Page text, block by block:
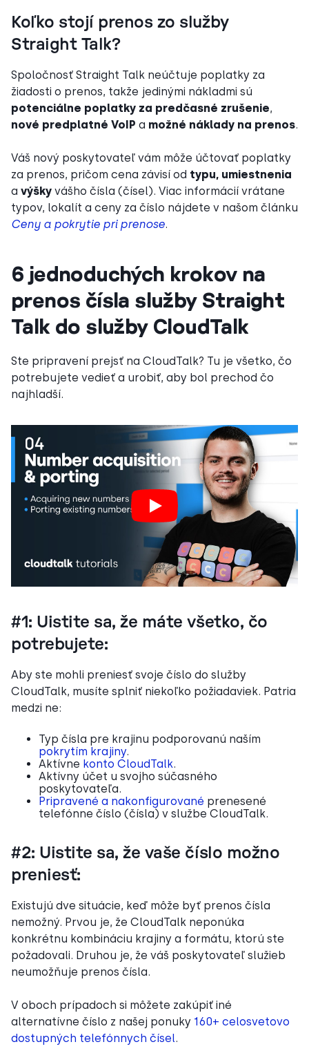
Koľko stojí prenos zo služby
Straight Talk?
Spoločnosť Straight Talk neúčtuje poplatky za
žiadosti o prenos, takže jedinými nákladmi sú
potenciálne poplatky za predčasné zrušenie,
nové predplatné VoIP a možné náklady na prenos.
Váš nový poskytovateľ vám môže účtovať poplatky
za prenos, pričom cena závisí od typu, umiestnenia
a výšky vášho čísla (čísel). Viac informácií vrátane
typov, lokalít a ceny za číslo nájdete v našom článku
Ceny a pokrytie pri prenose.
6 jednoduchých krokov na
prenos čísla služby Straight
Talk do služby CloudTalk
Ste pripravení prejsť na CloudTalk? Tu je všetko, čo
potrebujete vedieť a urobiť, aby bol prechod čo
najhladší.
#1: Uistite sa, že máte všetko, čo
potrebujete:
Aby ste mohli preniesť svoje číslo do služby
CloudTalk, musíte splniť niekoľko požiadaviek. Patria
medzi ne:
Typ čísla pre krajinu podporovanú naším
pokrytím krajiny.
Aktívne konto CloudTalk.
Aktívny účet u svojho súčasného
poskytovateľa.
Pripravené a nakonfigurované prenesené
telefónne číslo (čísla) v službe CloudTalk.
#2: Uistite sa, že vaše číslo možno
preniesť:
Existujú dve situácie, keď môže byť prenos čísla
nemožný. Prvou je, že CloudTalk neponúka
konkrétnu kombináciu krajiny a formátu, ktorú ste
požadovali. Druhou je, že váš poskytovateľ služieb
neumožňuje prenos čísla.
V oboch prípadoch si môžete zakúpiť iné
alternatívne číslo z našej ponuky 160+ celosvetovo
dostupných telefónnych čísel.